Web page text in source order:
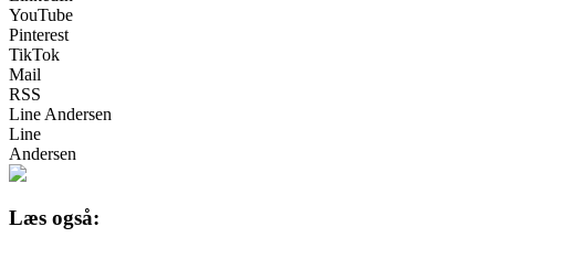
YouTube
Pinterest
TikTok
Mail
RSS
Line Andersen
Line
Andersen
Læs også: